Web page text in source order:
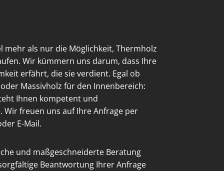
mehr als nur die Möglichkeit, Thermholz
Wir kümmern uns darum, dass Ihre
erfährt, die sie verdient. Egal ob
Massivholz für den Innenbereich:
Ihnen kompetent und
freuen uns auf Ihre Anfrage per
E-Mail.
und maßgeschneiderte Beratung
Beantwortung Ihrer Anfrage